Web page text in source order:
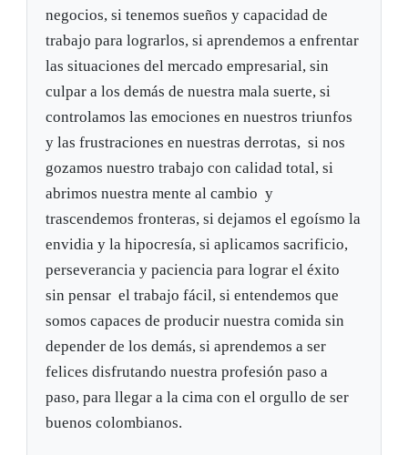
negocios, si tenemos sueños y capacidad de
trabajo para lograrlos, si aprendemos a enfrentar
las situaciones del mercado empresarial, sin
culpar a los demás de nuestra mala suerte, si
controlamos las emociones en nuestros triunfos
y las frustraciones en nuestras derrotas, si nos
gozamos nuestro trabajo con calidad total, si
abrimos nuestra mente al cambio y
trascendemos fronteras, si dejamos el egoísmo la
envidia y la hipocresía, si aplicamos sacrificio,
perseverancia y paciencia para lograr el éxito
sin pensar el trabajo fácil, si entendemos que
somos capaces de producir nuestra comida sin
depender de los demás, si aprendemos a ser
felices disfrutando nuestra profesión paso a
paso, para llegar a la cima con el orgullo de ser
buenos colombianos.